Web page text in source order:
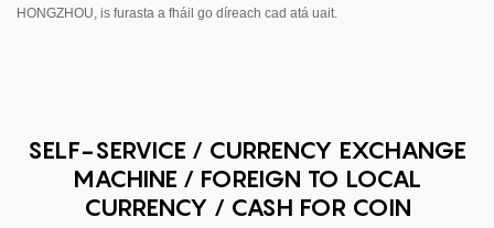
HONGZHOU, is furasta a fháil go díreach cad atá uait.
SELF-SERVICE / CURRENCY EXCHANGE
MACHINE / FOREIGN TO LOCAL
CURRENCY / CASH FOR COIN